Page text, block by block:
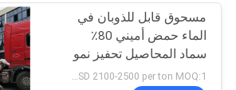
مسحوق قابل للذوبان في
الماء حمض أميني 80٪
سماد المحاصيل تحفيز نمو
الجذر